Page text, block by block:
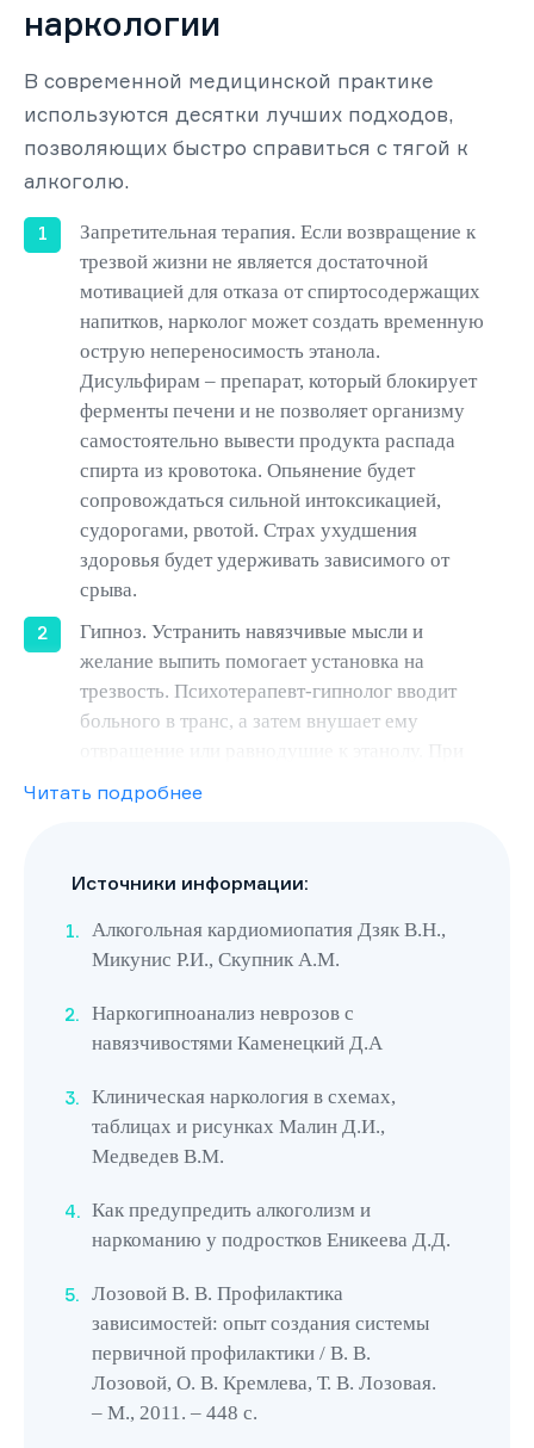
наркологии
В современной медицинской практике
используются десятки лучших подходов,
позволяющих быстро справиться с тягой к
алкоголю.
Запретительная терапия. Если возвращение к
трезвой жизни не является достаточной
мотивацией для отказа от спиртосодержащих
напитков, нарколог может создать временную
острую непереносимость этанола.
Дисульфирам – препарат, который блокирует
ферменты печени и не позволяет организму
самостоятельно вывести продукта распада
спирта из кровотока. Опьянение будет
сопровождаться сильной интоксикацией,
судорогами, рвотой. Страх ухудшения
здоровья будет удерживать зависимого от
срыва.
Гипноз. Устранить навязчивые мысли и
желание выпить помогает установка на
трезвость. Психотерапевт-гипнолог вводит
больного в транс, а затем внушает ему
классическом подходе необходимо несколько
сеансов, в ходе которых специалист работает с
результатом за один сеанс проводится по
системе Александра Довженко.
«12 шагов». Разработанная в США в середине
ХХ века групповая программа при
алкогольной зависимости и приеме наркотиков
была признана учеными Стэнфордского
университета самым действенным способом в
наркологии. Реабилитанты вместе проходят
путь к трезвости, поддерживая друг друга и
при зависимости имеют медицинские
противопоказания, поэтому могут назначаться
только опытным доктором, после
диагностики, сбора информации о
клинической картине, сопутствующих
Читать подробнее
Источники информации:
Алкогольная кардиомиопатия Дзяк В.Н.,
Микунис Р.И., Скупник А.М.
Наркогипноанализ неврозов с
навязчивостями Каменецкий Д.А
Клиническая наркология в схемах,
таблицах и рисунках Малин Д.И.,
Медведев В.М.
Как предупредить алкоголизм и
наркоманию у подростков Еникеева Д.Д.
Лозовой В. В. Профилактика
зависимостей: опыт создания системы
первичной профилактики / В. В.
Лозовой, О. В. Кремлева, Т. В. Лозовая.
– М., 2011. – 448 с.